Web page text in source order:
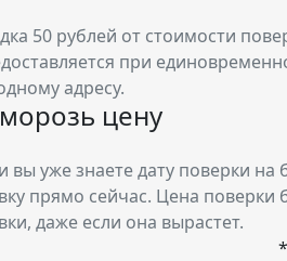
50 рублей от стоимости
при
адресу.
цену
вы уже знаете дату поверки
прямо сейчас. Цена поверки
даже если она вырастет.